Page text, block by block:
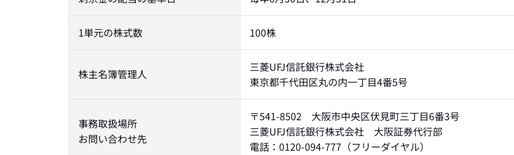
1単元の株式数 100株
株主名簿管理人
三菱UFJ信託銀行株式会社
東京都千代田区丸の内一丁目4番5号
事務取扱場所
お問い合わせ先
〒541-8502 大阪市中央区伏見町三丁目6番3号
三菱UFJ信託銀行株式会社 大阪証券代行部
電話：0120-094-777（フリーダイヤル）